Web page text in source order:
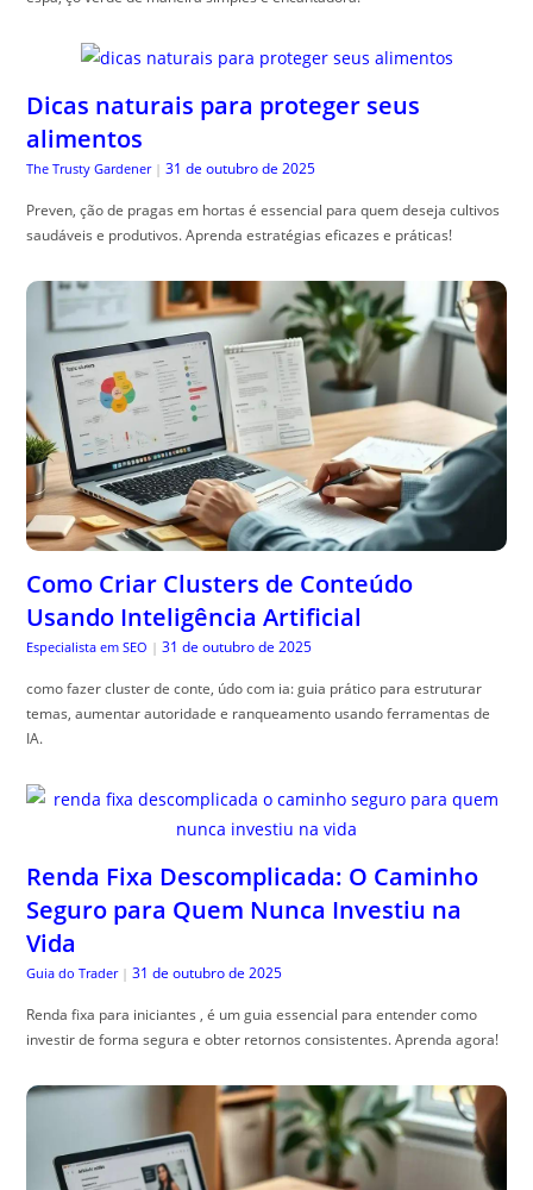
Dicas naturais para proteger seus
alimentos
The Trusty Gardener | 31 de outubro de 2025
Preven, ção de pragas em hortas é essencial para quem deseja cultivos
saudáveis e produtivos. Aprenda estratégias eficazes e práticas!
Como Criar Clusters de Conteúdo
Usando Inteligência Artificial
Especialista em SEO | 31 de outubro de 2025
como fazer cluster de conte, údo com ia: guia prático para estruturar
temas, aumentar autoridade e ranqueamento usando ferramentas de
IA.
Renda Fixa Descomplicada: O Caminho
Seguro para Quem Nunca Investiu na
Vida
Guia do Trader | 31 de outubro de 2025
Renda fixa para iniciantes , é um guia essencial para entender como
investir de forma segura e obter retornos consistentes. Aprenda agora!